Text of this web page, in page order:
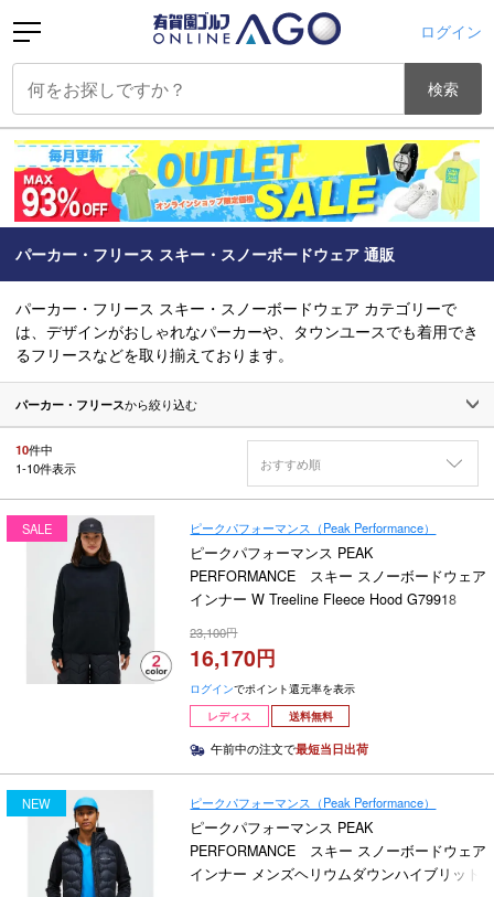
ログイン
検索
パーカー・フリース スキー・スノーボードウェア 通販
パーカー・フリース スキー・スノーボードウェア カテゴリーで
は、デザインがおしゃれなパーカーや、タウンユースでも着用でき
るフリースなどを取り揃えております。
パーカー・フリースから絞り込む
10件中
1-10件表示 おすすめ順
SALE ピークパフォーマンス（Peak Performance）
ピークパフォーマンス PEAK
PERFORMANCE スキー スノーボードウェア
インナー W Treeline Fleece Hood G79918
23,100
16,170
ログインでポイント還元率を表示
レディス
送料無料
午前中の注文で最短当日出荷
NEW ピークパフォーマンス（Peak Performance）
ピークパフォーマンス PEAK
PERFORMANCE スキー スノーボードウェア
インナー メンズヘリウムダウンハイブリット